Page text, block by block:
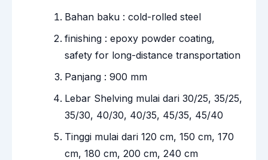
Bahan baku : cold-rolled steel
finishing : epoxy powder coating,
safety for long-distance transportation
Panjang : 900 mm
Lebar Shelving mulai dari 30/25, 35/25,
35/30, 40/30, 40/35, 45/35, 45/40
Tinggi mulai dari 120 cm, 150 cm, 170
cm, 180 cm, 200 cm, 240 cm